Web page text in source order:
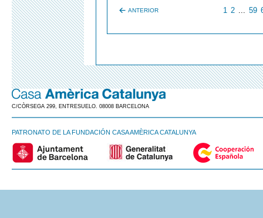
ANTERIOR 1 2 ... 59
C/CÒRSEGA 299, ENTRESUELO. 08008 BARCELONA
PATRONATO DE LA FUNDACIÓN CASA AMÈRICA CATALUNYA